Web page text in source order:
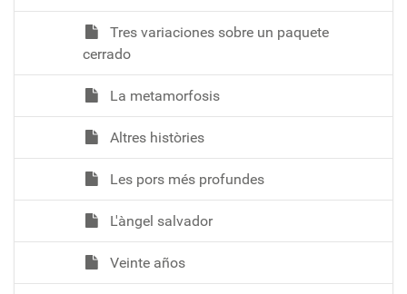
Tres variaciones sobre un paquete
cerrado
La metamorfosis
Altres històries
Les pors més profundes
L'àngel salvador
Veinte años